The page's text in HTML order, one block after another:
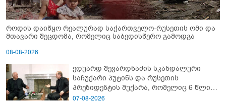
როდის დაიწყო რეალურად საქართველო-რუსეთის ომი და
მთავარი შეცდომა, რომელიც საბედისწერო გამოდგა
08-08-2026
ედუარდ შევარდნაძის სკანდალური
საჩუქარი პუტინს და რუსეთის
პრეზიდენტის მუქარა, რომელიც 6 წლის
შემდეგ აასრულა
07-08-2026